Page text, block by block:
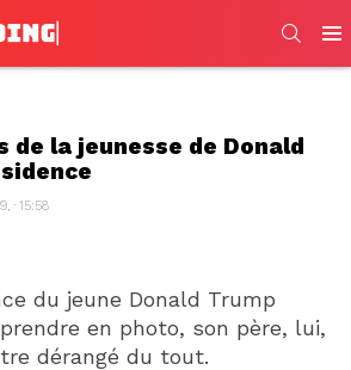
de la jeunesse de Donald
· 15:58
du jeune Donald Trump
en photo, son père, lui,
dérangé du tout.